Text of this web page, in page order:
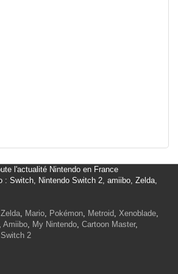
l'actualité Nintendo en France
: Switch, Nintendo Switch 2, amiibo, Zelda,
Zelda, Mario, Pokémon, Metroid, Xenoblade,
, Amiibo, My Nintendo, Cartoon Master,
2